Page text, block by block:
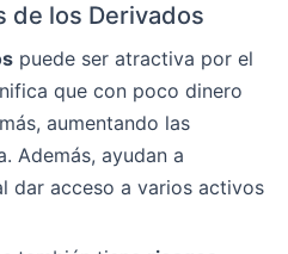
de los Derivados
puede ser atractiva por el
que con poco dinero
aumentando las
Además, ayudan a
dar acceso a varios activos